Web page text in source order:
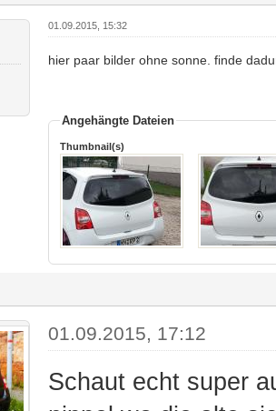
01.09.2015, 15:32
hier paar bilder ohne sonne. finde
Angehängte Dateien
Thumbnail(s)
01.09.2015, 17:12
Schaut echt super